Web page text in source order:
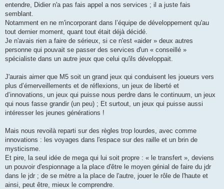
entendre, Didier n'a pas fais appel a nos services ; il a juste fais
semblant.
Notamment en ne m'incorporant dans l’équipe de développement qu'au
tout dernier moment, quant tout était déjà décidé.
Je n'avais rien a faire de sérieux, si ce n'est «aider » deux autres
personne qui pouvait se passer des services d'un « conseillé »
spécialiste dans un autre jeux que celui qu'ils développait.
J'aurais aimer que M5 soit un grand jeux qui conduisent les joueurs vers
plus d’émerveillements et de réflexions, un jeux de liberté et
d’innovations, un jeux qui puisse nous perdre dans le continuum, un jeux
qui nous fasse grandir (un peu) ; Et surtout, un jeux qui puisse aussi
intéresser les jeunes générations !
Mais nous revoilà reparti sur des règles trop lourdes, avec comme
innovations : les voyages dans l'espace sur des raille et un brin de
mysticisme.
Et pire, la seul idée de mega qui lui soit propre : « le transfert », deviens
un pouvoir d'espionnage a la place d'être le moyen génial de faire du jdr
dans le jdr ; de se mètre a la place de l'autre, jouer le rôle de l'haute et
ainsi, peut être, mieux le comprendre.